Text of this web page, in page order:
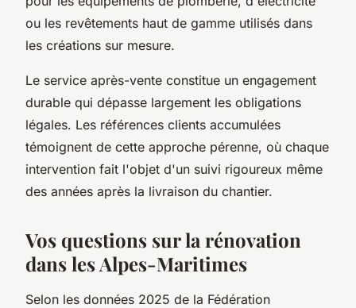
ou les revêtements haut de gamme utilisés dans
les créations sur mesure.
Le service après-vente constitue un engagement
durable qui dépasse largement les obligations
légales. Les références clients accumulées
témoignent de cette approche pérenne, où chaque
intervention fait l'objet d'un suivi rigoureux même
des années après la livraison du chantier.
Vos questions sur la rénovation
dans les Alpes-Maritimes
Selon les données 2025 de la Fédération